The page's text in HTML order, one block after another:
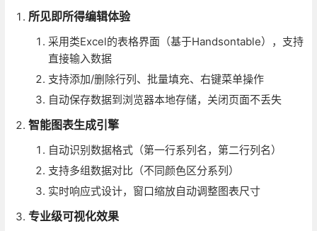
所见即所得编辑体验
采用类Excel的表格界面（基于Handsontable），支持
直接输入数据
支持添加/删除行列、批量填充、右键菜单操作
自动保存数据到浏览器本地存储，关闭页面不丢失
智能图表生成引擎
自动识别数据格式（第一行系列名，第二行列名）
支持多组数据对比（不同颜色区分系列）
实时响应式设计，窗口缩放自动调整图表尺寸
专业级可视化效果